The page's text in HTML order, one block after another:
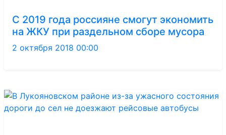
С 2019 года россияне смогут экономить
на ЖКУ при раздельном сборе мусора
2 октября 2018 00:00